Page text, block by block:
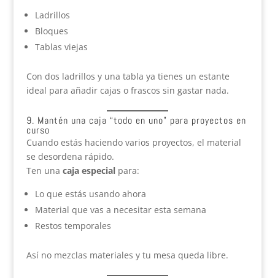
Ladrillos
Bloques
Tablas viejas
Con dos ladrillos y una tabla ya tienes un estante
ideal para añadir cajas o frascos sin gastar nada.
9. Mantén una caja “todo en uno” para proyectos en
curso
Cuando estás haciendo varios proyectos, el material
se desordena rápido.
Ten una caja especialpara:
Lo que estás usando ahora
Material que vas a necesitar esta semana
Restos temporales
Así no mezclas materiales y tu mesa queda libre.